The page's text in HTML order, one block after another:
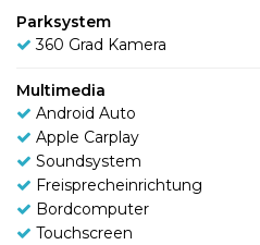
Parksystem
360 Grad Kamera
Multimedia
Android Auto
Apple Carplay
Soundsystem
Freisprecheinrichtung
Bordcomputer
Touchscreen